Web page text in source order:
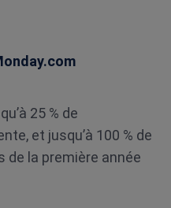
25 % de
et jusqu’à 100 % de
la première année